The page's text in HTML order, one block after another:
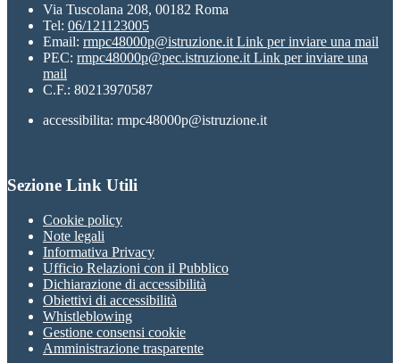
Via Tuscolana 208, 00182 Roma
Tel: 06/121123005
Email: rmpc48000p@istruzione.it Link per inviare una mail
PEC: rmpc48000p@pec.istruzione.it Link per inviare una
mail
C.F.: 80213970587
accessibilita: rmpc48000p@istruzione.it
Sezione Link Utili
Cookie policy
Note legali
Informativa Privacy
Ufficio Relazioni con il Pubblico
Dichiarazione di accessibilità
Obiettivi di accessibilità
Whistleblowing
Gestione consensi cookie
Amministrazione trasparente